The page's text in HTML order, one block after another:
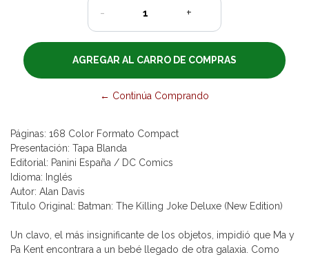
- +
← Continúa Comprando
Páginas: 168 Color Formato Compact
Presentación: Tapa Blanda
Editorial: Panini España / DC Comics
Idioma: Inglés
Autor: Alan Davis
Titulo Original: Batman: The Killing Joke Deluxe (New Edition)
Un clavo, el más insignificante de los objetos, impidió que Ma y
Pa Kent encontrara a un bebé llegado de otra galaxia. Como